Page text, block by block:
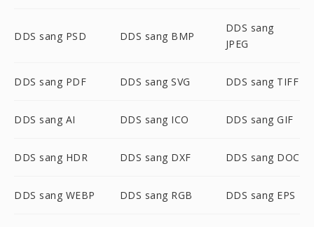
DDS sang PSD DDS sang BMP
DDS sang
JPEG
DDS sang PDF DDS sang SVG DDS sang TIFF
DDS sang AI DDS sang ICO DDS sang GIF
DDS sang HDR DDS sang DXF DDS sang DOC
DDS sang WEBP DDS sang RGB DDS sang EPS